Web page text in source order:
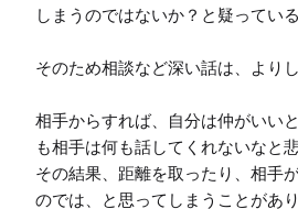
しまうのではないか？と疑ってい
そのため相談など深い話は、よりし
相手からすれば、自分は仲がいい
も相手は何も話してくれないなと
その結果、距離を取ったり、相手
のでは、と思ってしまうことがあり